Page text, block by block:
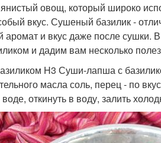
овощ, который широко
вкус. Сушеный базилик -
аромат и вкус даже после
и дадим вам несколько
H3 Суши-лапша с
масла соль, перец - по
откинуть в воду, залить